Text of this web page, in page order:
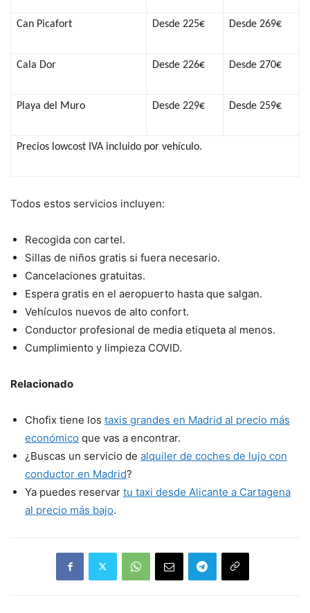
Can Picafort Desde 225€ Desde 269€
Cala Dor Desde 226€ Desde 270€
Playa del Muro Desde 229€ Desde 259€
Precios lowcost IVA incluido por vehículo.
Todos estos servicios incluyen:
Recogida con cartel.
Sillas de niños gratis si fuera necesario.
Cancelaciones gratuitas.
Espera gratis en el aeropuerto hasta que salgan.
Vehículos nuevos de alto confort.
Conductor profesional de media etiqueta al menos.
Cumplimiento y limpieza COVID.
Relacionado
Chofix tiene los taxis grandes en Madrid al precio más
económico que vas a encontrar.
¿Buscas un servicio de alquiler de coches de lujo con
conductor en Madrid?
Ya puedes reservar tu taxi desde Alicante a Cartagena
al precio más bajo.